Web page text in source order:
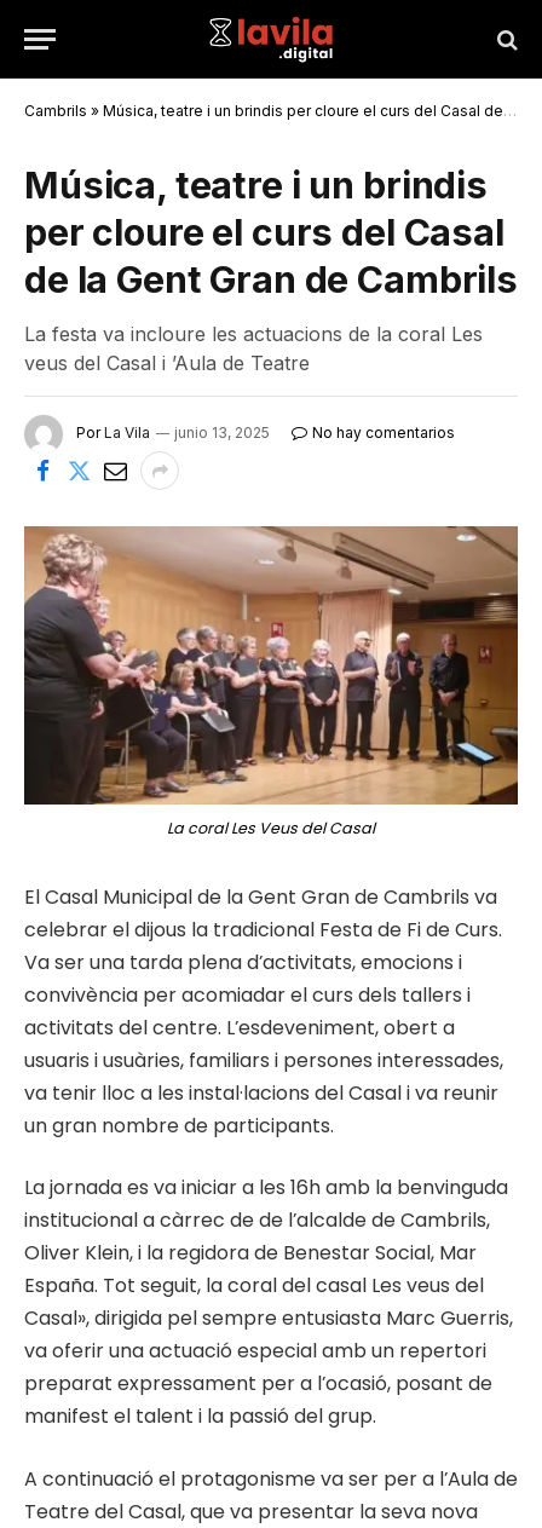
Cambrils » Música, teatre i un brindis per cloure el curs del Casal de la Gent Gran de Cambrils
Música, teatre i un brindis
per cloure el curs del Casal
de la Gent Gran de Cambrils
La festa va incloure les actuacions de la coral Les
veus del Casal i ’Aula de Teatre
Por La Vila junio 13, 2025 No hay comentarios
La coral Les Veus del Casal
El Casal Municipal de la Gent Gran de Cambrils va
celebrar el dijous la tradicional Festa de Fi de Curs.
Va ser una tarda plena d’activitats, emocions i
convivència per acomiadar el curs dels tallers i
activitats del centre. L’esdeveniment, obert a
usuaris i usuàries, familiars i persones interessades,
va tenir lloc a les instal·lacions del Casal i va reunir
un gran nombre de participants.
La jornada es va iniciar a les 16h amb la benvinguda
institucional a càrrec de de l’alcalde de Cambrils,
Oliver Klein, i la regidora de Benestar Social, Mar
España. Tot seguit, la coral del casal Les veus del
Casal», dirigida pel sempre entusiasta Marc Guerris,
va oferir una actuació especial amb un repertori
preparat expressament per a l’ocasió, posant de
manifest el talent i la passió del grup.
A continuació el protagonisme va ser per a l’Aula de
Teatre del Casal, que va presentar la seva nova